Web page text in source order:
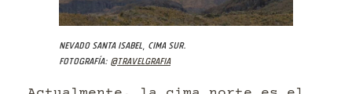
Nevado Santa Isabel, cima sur.
Fotografía: @travelgrafia